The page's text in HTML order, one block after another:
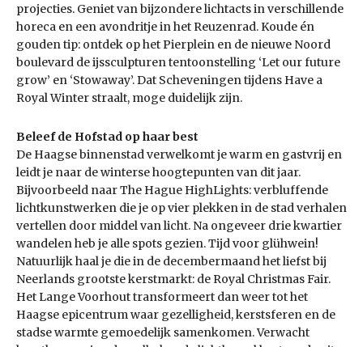
projecties. Geniet van bijzondere lichtacts in verschillende
horeca en een avondritje in het Reuzenrad. Koude én
gouden tip: ontdek op het Pierplein en de nieuwe Noord
boulevard de ijssculpturen tentoonstelling ‘Let our future
grow’ en ‘Stowaway’. Dat Scheveningen tijdens Have a
Royal Winter straalt, moge duidelijk zijn.
Beleef de Hofstad op haar best
De Haagse binnenstad verwelkomt je warm en gastvrij en
leidt je naar de winterse hoogtepunten van dit jaar.
Bijvoorbeeld naar The Hague HighLights: verbluffende
lichtkunstwerken die je op vier plekken in de stad verhalen
vertellen door middel van licht. Na ongeveer drie kwartier
wandelen heb je alle spots gezien. Tijd voor glühwein!
Natuurlijk haal je die in de decembermaand het liefst bij
Neerlands grootste kerstmarkt: de Royal Christmas Fair.
Het Lange Voorhout transformeert dan weer tot het
Haagse epicentrum waar gezelligheid, kerstsferen en de
stadse warmte gemoedelijk samenkomen. Verwacht